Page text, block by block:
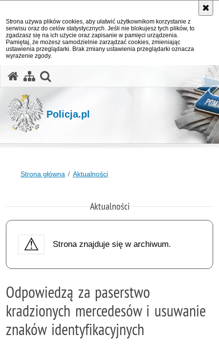
Strona używa plików cookies, aby ułatwić użytkownikom korzystanie z
serwisu oraz do celów statystycznych. Jeśli nie blokujesz tych plików, to
zgadzasz się na ich użycie oraz zapisanie w pamięci urządzenia.
Pamiętaj, że możesz samodzielnie zarządzać cookies, zmieniając
ustawienia przeglądarki. Brak zmiany ustawienia przeglądarki oznacza
wyrażenie zgody.
Policja.pl
Strona główna Aktualności
Aktualności
Strona znajduje się w archiwum.
Odpowiedzą za paserstwo
kradzionych mercedesów i usuwanie
znaków identyfikacyjnych